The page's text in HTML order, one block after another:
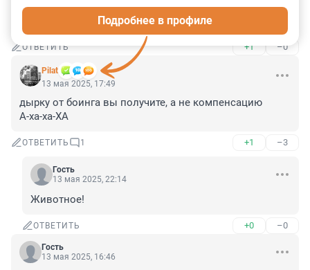
Но расследовать крушение самолёта Героя России
Пригожина России никто не мешает. И как успехи?
ОТВЕТИТЬ +1 –0
Pilat
Подробнее в профиле
13 мая 2025, 17:49
дырку от боинга вы получите, а не компенсацию
А-ха-ха-ХА
ОТВЕТИТЬ 1 +1 –3
Гость
13 мая 2025, 22:14
Животное!
ОТВЕТИТЬ +0 –0
Гость
13 мая 2025, 16:46